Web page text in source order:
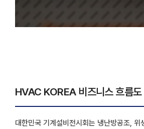
HVAC KOREA 비즈니스 흐름도
대한민국 기계설비전시회는 냉난방공조,